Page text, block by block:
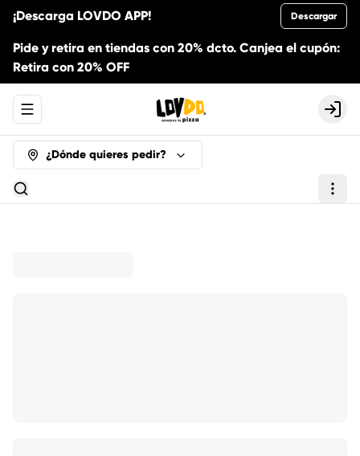
¡Descarga LOVDO APP! Descargar
Pide y retira en tiendas con 20% dcto. Canjea el cupón:
Retira con 20% OFF
Abrir menu de navegación Login
¿Dónde quieres pedir?